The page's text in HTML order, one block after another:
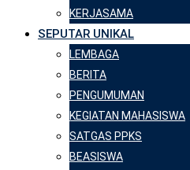
KERJASAMA
SEPUTAR UNIKAL
LEMBAGA
BERITA
PENGUMUMAN
KEGIATAN MAHASISWA
SATGAS PPKS
BEASISWA